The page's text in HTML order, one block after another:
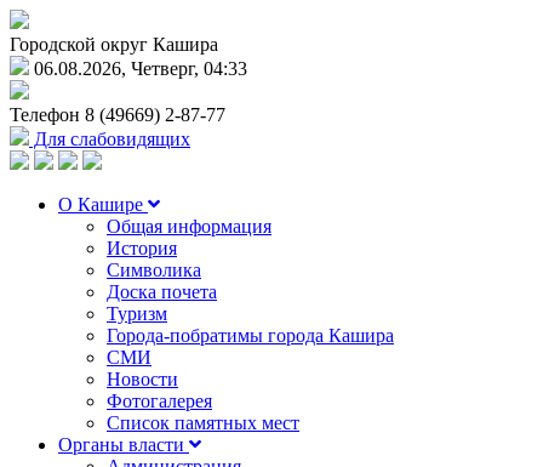
Городской округ Кашира
06.08.2026, Четверг, 04:33
Телефон 8 (49669) 2-87-77
Для слабовидящих
О Кашире
Общая информация
История
Символика
Доска почета
Туризм
Города-побратимы города Кашира
СМИ
Новости
Фотогалерея
Список памятных мест
Органы власти